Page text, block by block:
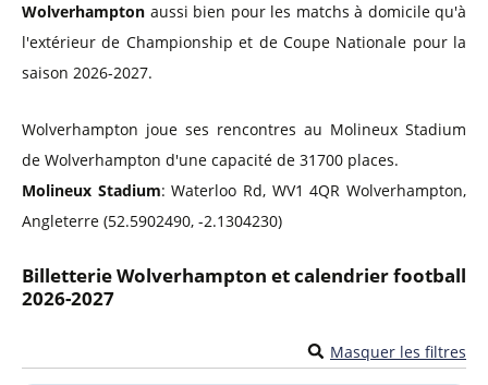
Wolverhampton aussi bien pour les matchs à domicile qu'à
l'extérieur de Championship et de Coupe Nationale pour la
saison 2026-2027.
Wolverhampton joue ses rencontres au Molineux Stadium
de Wolverhampton d'une capacité de 31700 places.
Molineux Stadium: Waterloo Rd, WV1 4QR Wolverhampton,
Angleterre (52.5902490, -2.1304230)
Billetterie Wolverhampton et calendrier football
2026-2027
Masquer les filtres